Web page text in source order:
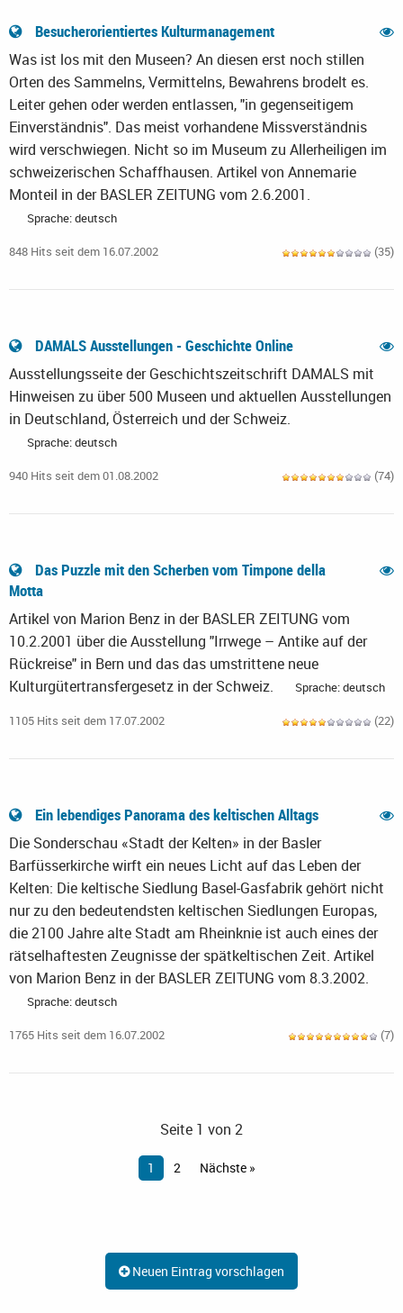
Besucherorientiertes Kulturmanagement
Was ist los mit den Museen? An diesen erst noch stillen
Orten des Sammelns, Vermittelns, Bewahrens brodelt es.
Leiter gehen oder werden entlassen, "in gegenseitigem
Einverständnis". Das meist vorhandene Missverständnis
wird verschwiegen. Nicht so im Museum zu Allerheiligen im
schweizerischen Schaffhausen. Artikel von Annemarie
Monteil in der BASLER ZEITUNG vom 2.6.2001.
Sprache: deutsch
848 Hits seit dem 16.07.2002 (35)
DAMALS Ausstellungen - Geschichte Online
Ausstellungsseite der Geschichtszeitschrift DAMALS mit
Hinweisen zu über 500 Museen und aktuellen Ausstellungen
in Deutschland, Österreich und der Schweiz.
Sprache: deutsch
940 Hits seit dem 01.08.2002 (74)
Das Puzzle mit den Scherben vom Timpone della
Motta
Artikel von Marion Benz in der BASLER ZEITUNG vom
10.2.2001 über die Ausstellung "Irrwege – Antike auf der
Rückreise" in Bern und das das umstrittene neue
Kulturgütertransfergesetz in der Schweiz.
Sprache: deutsch
1105 Hits seit dem 17.07.2002 (22)
Ein lebendiges Panorama des keltischen Alltags
Die Sonderschau «Stadt der Kelten» in der Basler
Barfüsserkirche wirft ein neues Licht auf das Leben der
Kelten: Die keltische Siedlung Basel-Gasfabrik gehört nicht
nur zu den bedeutendsten keltischen Siedlungen Europas,
die 2100 Jahre alte Stadt am Rheinknie ist auch eines der
rätselhaftesten Zeugnisse der spätkeltischen Zeit. Artikel
von Marion Benz in der BASLER ZEITUNG vom 8.3.2002.
Sprache: deutsch
1765 Hits seit dem 16.07.2002 (7)
Seite 1 von 2
1 2 Nächste »
Neuen Eintrag vorschlagen